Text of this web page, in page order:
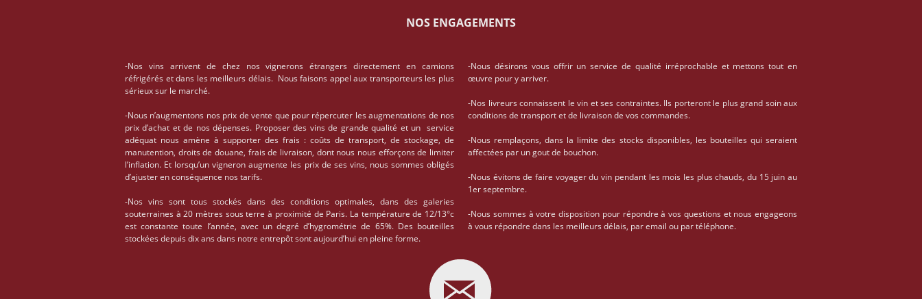
NOS ENGAGEMENTS
-Nos vins arrivent de chez nos vignerons étrangers directement en camions
réfrigérés et dans les meilleurs délais. Nous faisons appel aux transporteurs les plus
sérieux sur le marché.
-Nous n’augmentons nos prix de vente que pour répercuter les augmentations de nos
prix d’achat et de nos dépenses. Proposer des vins de grande qualité et un service
adéquat nous amène à supporter des frais : coûts de transport, de stockage, de
manutention, droits de douane, frais de livraison, dont nous nous efforçons de limiter
l’inflation. Et lorsqu’un vigneron augmente les prix de ses vins, nous sommes obligés
d’ajuster en conséquence nos tarifs.
-Nos vins sont tous stockés dans des conditions optimales, dans des galeries
souterraines à 20 mètres sous terre à proximité de Paris. La température de 12/13°c
est constante toute l’année, avec un degré d’hygrométrie de 65%. Des bouteilles
stockées depuis dix ans dans notre entrepôt sont aujourd’hui en pleine forme.
-Nous désirons vous offrir un service de qualité irréprochable et mettons tout en
œuvre pour y arriver.
-Nos livreurs connaissent le vin et ses contraintes. Ils porteront le plus grand soin aux
conditions de transport et de livraison de vos commandes.
-Nous remplaçons, dans la limite des stocks disponibles, les bouteilles qui seraient
affectées par un gout de bouchon.
-Nous évitons de faire voyager du vin pendant les mois les plus chauds, du 15 juin au
1er septembre.
-Nous sommes à votre disposition pour répondre à vos questions et nous engageons
à vous répondre dans les meilleurs délais, par email ou par téléphone.